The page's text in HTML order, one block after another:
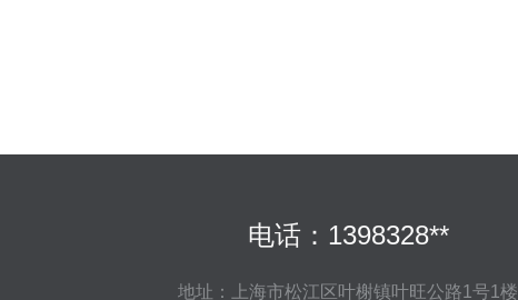
电话：1398328**
地址：上海市松江区叶榭镇叶旺公路1号1楼